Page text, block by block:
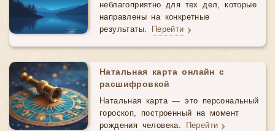
неблагоприятно для тех дел, которые
направлены на конкретные
результаты. Перейти
Натальная карта онлайн с
расшифровкой
Натальная карта — это персональный
гороскоп, построенный на момент
рождения человека. Перейти